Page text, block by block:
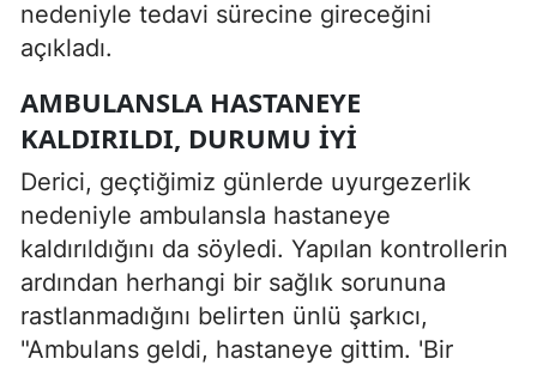
nedeniyle tedavi sürecine gireceğini
açıkladı.
AMBULANSLA HASTANEYE
KALDIRILDI, DURUMU İYI
Derici, geçtiğimiz günlerde uyurgezerlik
nedeniyle ambulansla hastaneye
kaldırıldığını da söyledi. Yapılan kontrollerin
ardından herhangi bir sağlık sorununa
rastlanmadığını belirten ünlü şarkıcı,
"Ambulans geldi, hastaneye gittim. 'Bir